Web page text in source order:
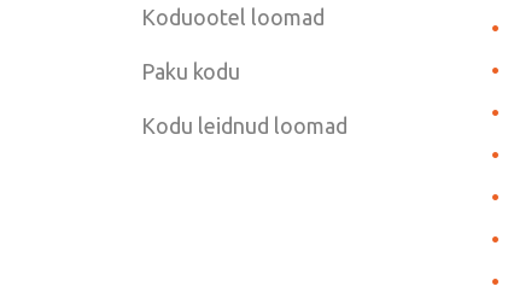
Koduootel loomad
Paku kodu
Kodu leidnud loomad